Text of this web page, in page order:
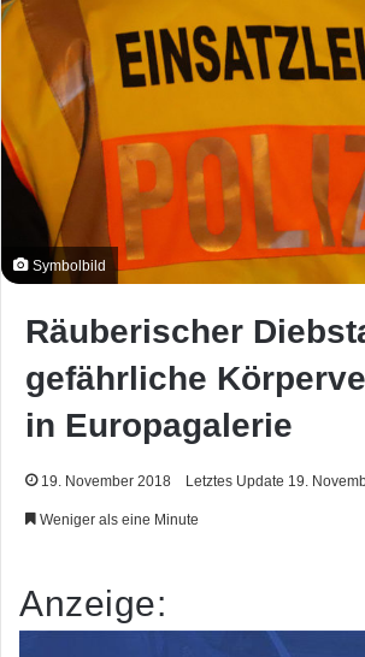
Symbolbild
Räuberischer
gefährliche
in Europagalerie
19. November 2018 Letztes Update 19.
Weniger als eine Minute
Anzeige: